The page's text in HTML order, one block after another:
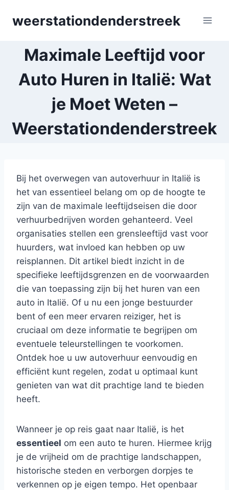
weerstationdenderstreek
Maximale Leeftijd voor
Auto Huren in Italië: Wat
je Moet Weten –
Weerstationdenderstreek
Bij het overwegen van autoverhuur in Italië is
het van essentieel belang om op de hoogte te
zijn van de maximale leeftijdseisen die door
verhuurbedrijven worden gehanteerd. Veel
organisaties stellen een grensleeftijd vast voor
huurders, wat invloed kan hebben op uw
reisplannen. Dit artikel biedt inzicht in de
specifieke leeftijdsgrenzen en de voorwaarden
die van toepassing zijn bij het huren van een
auto in Italië. Of u nu een jonge bestuurder
bent of een meer ervaren reiziger, het is
cruciaal om deze informatie te begrijpen om
eventuele teleurstellingen te voorkomen.
Ontdek hoe u uw autoverhuur eenvoudig en
efficiënt kunt regelen, zodat u optimaal kunt
genieten van wat dit prachtige land te bieden
heeft.
Wanneer je op reis gaat naar Italië, is het
essentieel om een auto te huren. Hiermee krijg
je de vrijheid om de prachtige landschappen,
historische steden en verborgen dorpjes te
verkennen op je eigen tempo. Het openbaar